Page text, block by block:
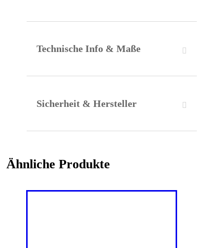
Technische Info & Maße
Sicherheit & Hersteller
Ähnliche Produkte